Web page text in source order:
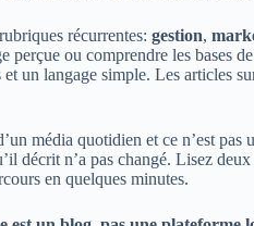
récurrentes: gestion,
perçue ou comprendre les bases
un langage simple. Les articles
média quotidien et ce n’est
décrit n’a pas changé. Lisez
en quelques minutes.